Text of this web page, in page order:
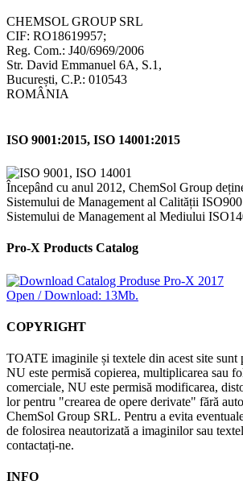
CHEMSOL GROUP SRL
CIF: RO18619957;
Reg. Com.: J40/6969/2006
Str. David Emmanuel 6A, S.1,
București, C.P.: 010543
ROMÂNIA
ISO 9001:2015, ISO 14001:2015
Începând cu anul 2012, ChemSol Group
Sistemului de Management al Calității
Sistemului de Management al Mediului
Pro-X Products Catalog
Open / Download: 13Mb.
COPYRIGHT
TOATE imaginile și textele din acest site sunt
NU este permisă copierea, multiplicarea sau
comerciale, NU este permisă modificarea,
lor pentru "crearea de opere derivate" fără
ChemSol Group SRL. Pentru a evita
de folosirea neautorizată a imaginilor sau
contactați-ne.
INFO